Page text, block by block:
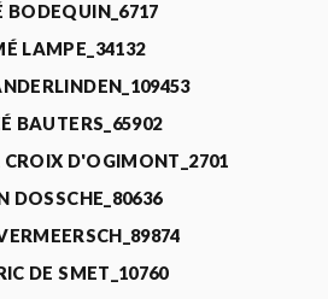
BODEQUIN_6717
LAMPE_34132
BAUTERS_65902
D'OGIMONT_2701
DOSSCHE_80636
DE SMET_10760